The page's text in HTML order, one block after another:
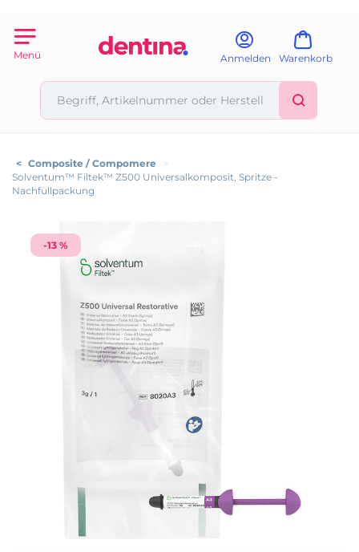
Menü Anmelden Warenkorb
< Composite / Compomere
>
Solventum™ Filtek™ Z500 Universalkomposit, Spritze -
Nachfüllpackung
-13 %